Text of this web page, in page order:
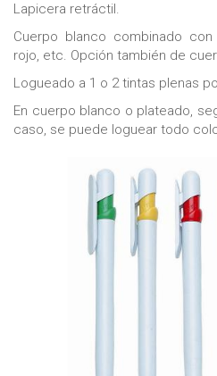
Lapicera retráctil.
Cuerpo blanco combinado
rojo, etc. Opción también de
Logueado a 1 o 2 tintas plenas
En cuerpo blanco o plateado,
caso, se puede loguear todo